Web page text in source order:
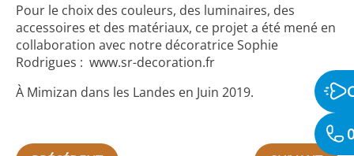
Pour le choix des couleurs, des luminaires, des
accessoires et des matériaux, ce projet a été mené en
collaboration avec notre décoratrice Sophie
Rodrigues : www.sr-decoration.fr
À Mimizan dans les Landes en Juin 2019.